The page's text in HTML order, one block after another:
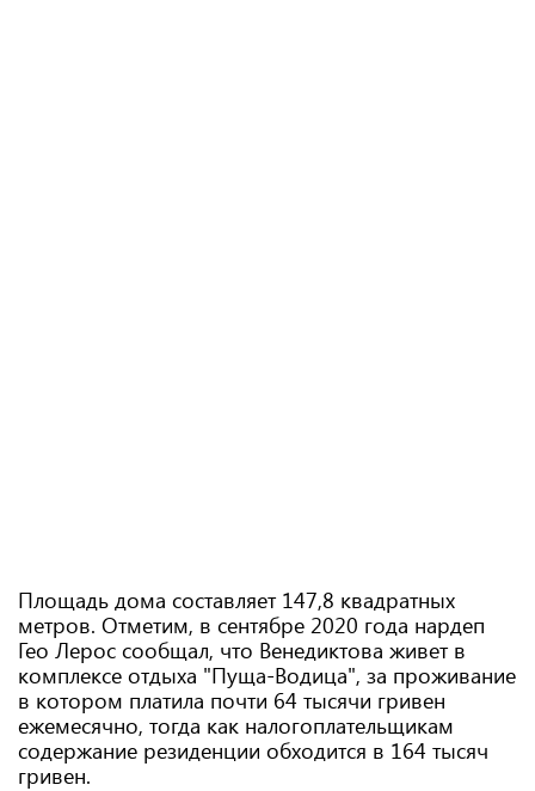
Площадь дома составляет 147,8 квадратных
метров. Отметим, в сентябре 2020 года нардеп
Гео Лерос сообщал, что Венедиктова живет в
комплексе отдыха "Пуща-Водица", за проживание
в котором платила почти 64 тысячи гривен
ежемесячно, тогда как налогоплательщикам
содержание резиденции обходится в 164 тысяч
гривен.